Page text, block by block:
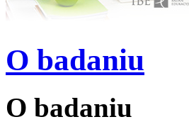
O badaniu
O badaniu